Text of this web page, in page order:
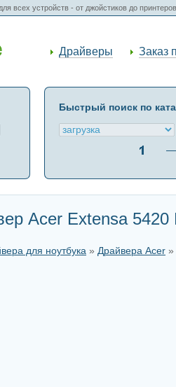
всех устройств - от джойстиков до
Драйверы Заказ
Быстрый поиск по
Acer Extensa
для ноутбука » Драйвера Acer »